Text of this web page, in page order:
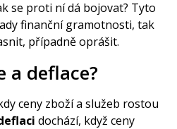
se proti ní dá bojovat? Tyto
finanční gramotnosti, tak
případně oprášit.
a deflace?
ceny zboží a služeb rostou
dochází, když ceny